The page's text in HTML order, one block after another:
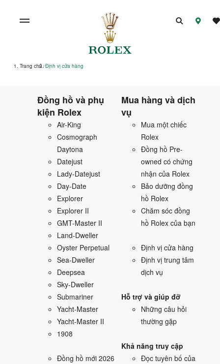
Trang chủ /Định vị cửa hàng
Đồng hồ và phụ
kiện Rolex
Air-King
Cosmograph
Daytona
Datejust
Lady-Datejust
Day-Date
Explorer
Explorer II
GMT-Master II
Land-Dweller
Oyster Perpetual
Sea-Dweller
Deepsea
Sky-Dweller
Submariner
Yacht-Master
Yacht-Master II
1908
Đồng hồ mới 2026
Mua hàng và dịch
vụ
Mua một chiếc
Rolex
Đồng hồ Pre-
owned có chứng
nhận của Rolex
Bảo dưỡng đồng
hồ Rolex
Chăm sóc đồng
hồ Rolex của bạn
Định vị cửa hàng
Định vị trung tâm
dịch vụ
Hỗ trợ và giúp đỡ
Những câu hỏi
thường gặp
Khả năng truy cập
Đọc tuyên bố của